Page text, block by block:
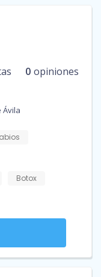
0 opiniones
Ávila
Botox